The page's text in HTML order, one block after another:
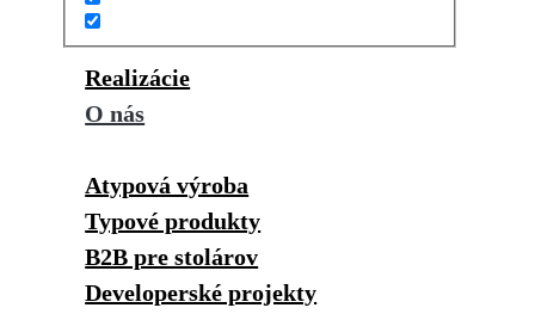
Realizácie
O nás
Atypová výroba
Typové produkty
B2B pre stolárov
Developerské projekty